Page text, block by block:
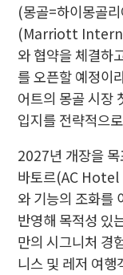
(몽골=하이몽골
(Marriott
와 협약을 체결하
를 오픈할 예정이
어트의 몽골 시장
입지를 전략적으
2027년 개장을
바토르(AC
와 기능의 조화를
반영해 목적성 있
만의 시그니처 경
니스 및 레저 여행